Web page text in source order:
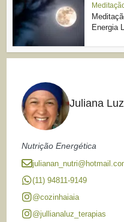
Energia
Juliana Luz
Nutrição Energética
(11) 94811-9149
@cozinhaiaia
@jullianaluz_terapias